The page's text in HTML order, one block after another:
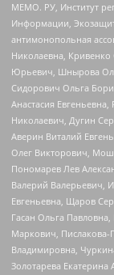
МЕМО. РУ, Институт
Информации,
антимонопольная
Николаевна,
Юрьевич, Шнырова
Сидорович Ольга
Анастасия
Николаевич, Дугин
Аверин Виталий
Олег Викторович,
Пономарев Лев
Валерий Валерьевич,
Евгеньевна, Щаров
Гасан Ольга
Маркович, Пислакова-
Владимировна,
Золотарева